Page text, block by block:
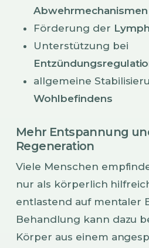
Abwehrmechanismen
Förderung der
Unterstützung bei
allgemeine
Wohlbefindens
Mehr Entspannung
Regeneration
Viele Menschen
nur als körperlich
entlastend auf mentaler
Behandlung kann dazu
Körper aus einem